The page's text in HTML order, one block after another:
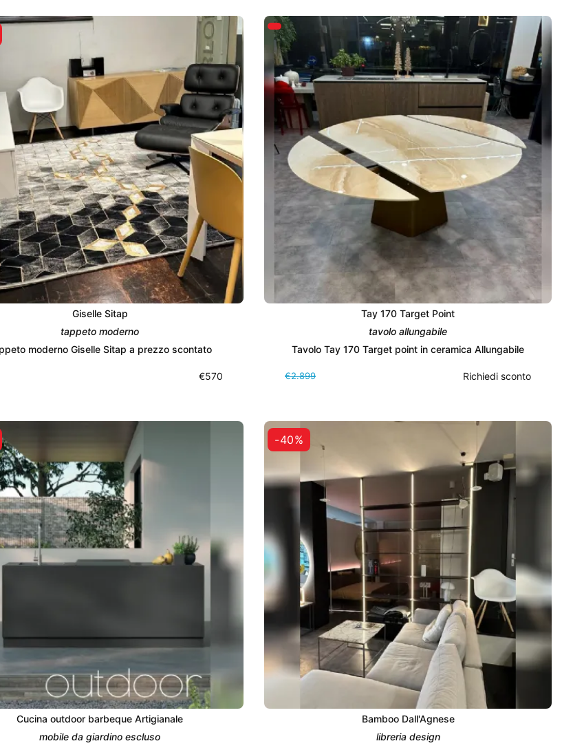
Giselle Sitap
tappeto moderno
moderno Giselle Sitap a prezzo scontato
€570
Tay 170 Target Point
tavolo allungabile
Tavolo Tay 170 Target point in ceramica Allungabile
€2.899 Richiedi sconto
Cucina outdoor barbeque Artigianale
mobile da giardino escluso
-40%
Bamboo Dall'Agnese
libreria design